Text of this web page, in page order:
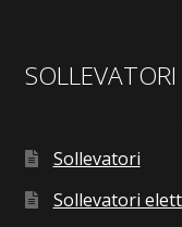
SOLLEVATORI
Sollevatori
Sollevatori